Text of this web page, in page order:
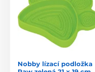
Nobby lízací podložka